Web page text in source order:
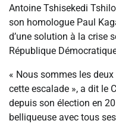
Antoine Tshisekedi
son homologue Paul
d’une solution à la crise
République
« Nous sommes les
cette escalade », a dit le
depuis son élection en
belliqueuse avec tous